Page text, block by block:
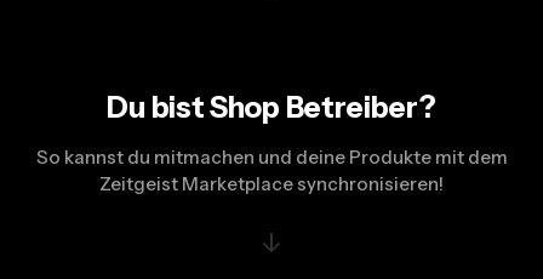
Du bist Shop Betreiber?
So kannst du mitmachen und deine Produkte mit dem
Zeitgeist Marketplace synchronisieren!
↓